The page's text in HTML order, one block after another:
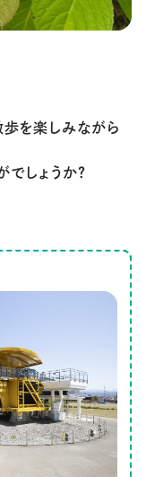
を楽しみながら
しょうか？